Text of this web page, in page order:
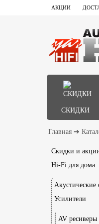
АКЦИИ
СКИДКИ
Главная ➔
Скидки и
Hi-Fi для дома
Акустические
Усилители
AV ресиверы